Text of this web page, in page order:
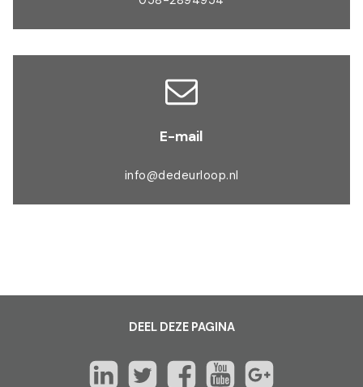
E-mail
info@dedeurloop.nl
DEEL DEZE PAGINA